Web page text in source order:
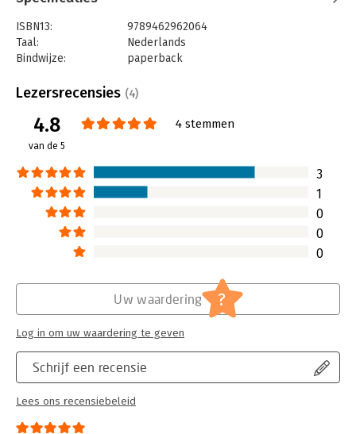
ISBN13:
9789462962064
Taal:
Nederlands
Bindwijze:
paperback
Uitgever:
AnderZ
Verschijningsdatum:
1-12-2022
Hoofdrubriek:
Lezersrecensies (4)
4.8
van de 5
4 stemmen
3
1
0
0
0
Schrijf een recensie
Lees ons recensiebeleid
Uw waardering ?
Log in om uw waardering te geven